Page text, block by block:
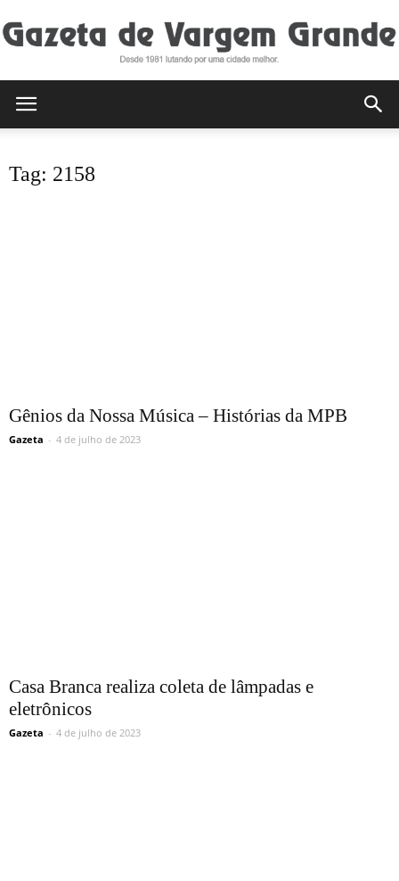
Tag: 2158
Gênios da Nossa Música – Histórias da MPB
Gazeta - 4 de julho de 2023
Casa Branca realiza coleta de lâmpadas e
eletrônicos
Gazeta - 4 de julho de 2023